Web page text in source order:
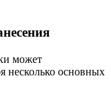
может
несколько основных